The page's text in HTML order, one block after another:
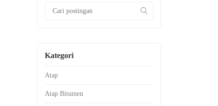
Kategori
Atap
Atap Bitumen